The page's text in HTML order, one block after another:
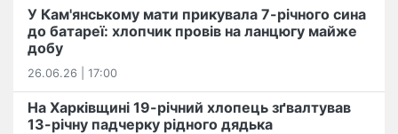
У Кам'янському мати прикувала 7-річного сина
до батареї: хлопчик провів на ланцюгу майже
добу
26.06.26 | 17:00
На Харківщині 19-річний хлопець​ ️зґвалтував
13-річну падчерку рідного дядька